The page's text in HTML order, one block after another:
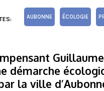
AUBONNE ÉCOLOGIE
démarche
la ville